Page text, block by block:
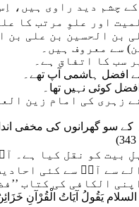
چشم دید راوی ہیں،
اور علوِ مرتب کا
بن الحسین بن علی بن
سے معروف ہیں۔
سب کا اتفاق ہے۔
افضل ہاشمی آپ تھے۔
کوئی نہیں تھا۔
زہری کی امام زین
سو گھرانوں کی مخفی
بیت کو نقل کیا ہے۔
سے آپؑ سے کئی
الکافی کی کتاب
يَقُولُ آيَاتُ الْقُرْآنِ